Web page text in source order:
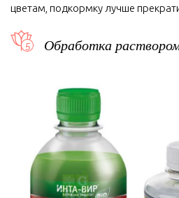
цветам, подкормку лучше
Обработка